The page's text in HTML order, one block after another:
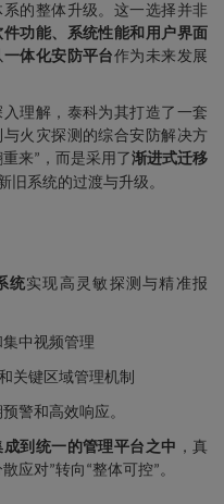
的整体升级。这一选择并非
件功能、系统性能和用户界面
一体化安防平台作为未来发展
理解，泰科为其打造了一套
火灾探测的综合安防解决方
来” ，而是采用了渐进式迁移
旧系统的过渡与升级。
统实现高灵敏探测与精准报
中视频管理
关键区域管理机制
警和高效响应。
到统一的管理平台之中 ，真
散应对”转向 “整体可控” 。